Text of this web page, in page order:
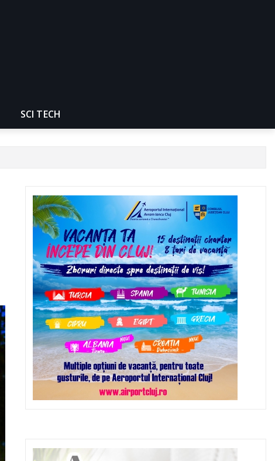
SCI TECH